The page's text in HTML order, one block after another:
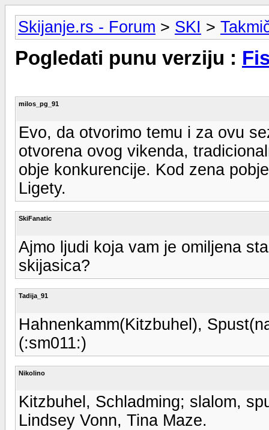
Skijanje.rs - Forum > SKI >
Pogledati punu verziju :
milos_pg_91
Evo, da otvorimo temu i za ovu
otvorena ovog vikenda,
obje konkurencije. Kod zena
Ligety.
SkiFanatic
Ajmo ljudi koja vam je omiljena
skijasica?
Tadija_91
Hahnenkamm(Kitzbuhel),
(:sm011:)
Nikolino
Kitzbuhel, Schladming; slalom,
Lindsey Vonn, Tina Maze.